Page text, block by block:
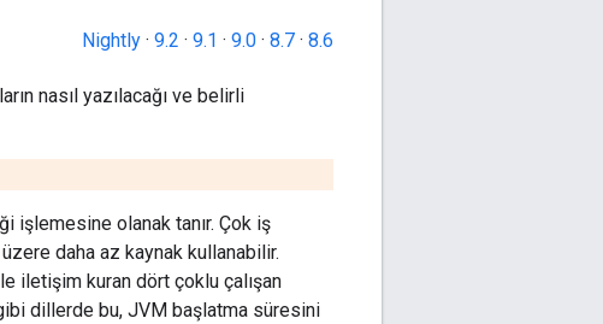
Nightly · 9.2 · 9.1 · 9.0 · 8.7 · 8.6
nasıl yazılacağı ve belirli
işlemesine olanak tanır. Çok iş
daha az kaynak kullanabilir.
iletişim kuran dört çoklu çalışan
dillerde bu, JVM başlatma süresini